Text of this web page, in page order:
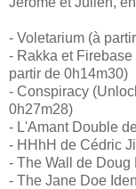
- Voletarium (à
- Rakka et
partir de 0h14m30)
- Conspiracy
0h27m28)
- L'Amant Double
- HHhH de Cédric
- The Wall de Doug
- The Jane Doe